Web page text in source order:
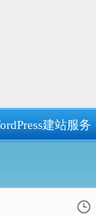
建站服务